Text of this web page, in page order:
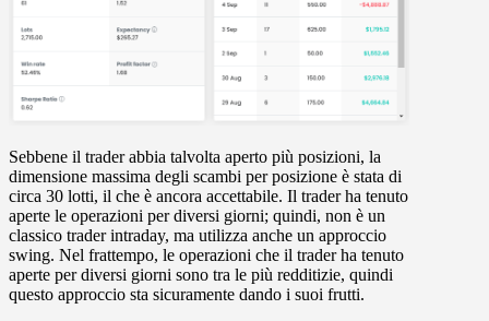
Sebbene il trader abbia talvolta aperto più posizioni, la
dimensione massima degli scambi per posizione è stata di
circa 30 lotti, il che è ancora accettabile. Il trader ha tenuto
aperte le operazioni per diversi giorni; quindi, non è un
classico trader intraday, ma utilizza anche un approccio
swing. Nel frattempo, le operazioni che il trader ha tenuto
aperte per diversi giorni sono tra le più redditizie, quindi
questo approccio sta sicuramente dando i suoi frutti.